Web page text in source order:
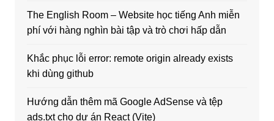
The English Room – Website học tiếng Anh miễn
phí với hàng nghìn bài tập và trò chơi hấp dẫn
Khắc phục lỗi error: remote origin already exists
khi dùng github
Hướng dẫn thêm mã Google AdSense và tệp
ads.txt cho dự án React (Vite)